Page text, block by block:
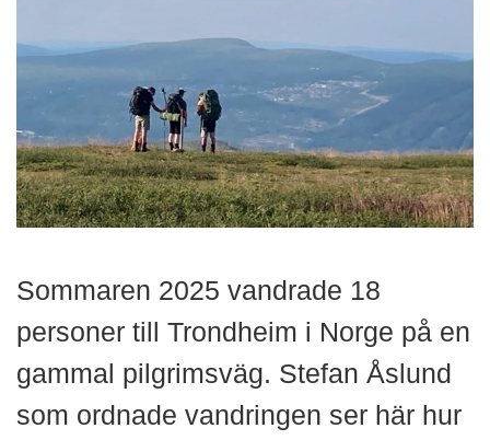
Sommaren 2025 vandrade 18
personer till Trondheim i Norge på en
gammal pilgrimsväg. Stefan Åslund
som ordnade vandringen ser här hur